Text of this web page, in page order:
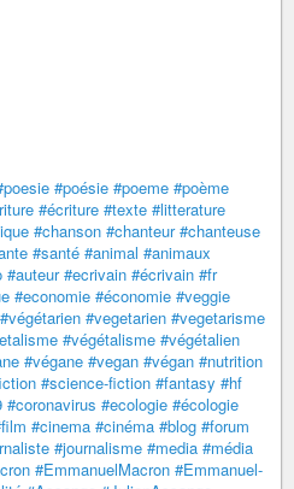
#poésie #poeme #poème
#écriture #texte #litterature
#chanson #chanteur #chanteuse
#santé #animal #animaux
#auteur #ecrivain #écrivain #fr
#economie #économie #veggie
#végétarien #vegetarien #vegetarisme
#végétalisme #végétalien
#végane #vegan #végan #nutrition
#science-fiction #fantasy #hf
#coronavirus #ecologie #écologie
#cinema #cinéma #blog #forum
#journalisme #media #média
#EmmanuelMacron #Emmanuel-